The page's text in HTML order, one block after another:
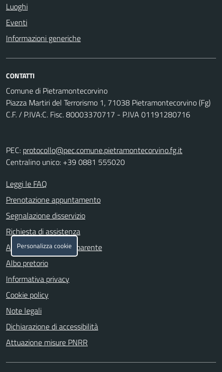
Luoghi
Eventi
Informazioni generiche
CONTATTI
Comune di Pietramontecorvino
Piazza Martiri del Terrorismo 1, 71038 Pietramontecorvino (Fg)
C.F. / P.IVA:C. Fisc. 80003370717 - P.IVA 01191280716
PEC: protocollo@pec.comune.pietramontecorvino.fg.it
Centralino unico: +39 0881 555020
Leggi le FAQ
Prenotazione appuntamento
Segnalazione disservizio
Richiesta di assistenza
Amministrazione trasparente
Albo pretorio
Informativa privacy
Cookie policy
Note legali
Dichiarazione di accessibilità
Attuazione misure PNRR
Personalizza cookie